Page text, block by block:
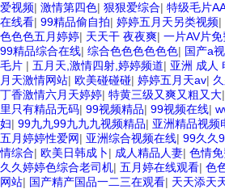
爱视频| 激情第四色| 狠狠爱综合| 特级毛片
在线看| 99精品偷自拍| 婷婷五月天另类视频|
色色色五月婷婷| 天天干 夜夜爽| 一片AV片
99精品综合在线| 综合色色色色色色| 国产a
毛片 | 五月天,激情四射,婷婷频道| 亚洲 成人
月天激情网站| 欧美碰碰碰| 婷婷五月天av|
丁香激情六月天婷婷| 特黄三级又爽又粗又大|
里只有精品无码| 99视频精品| 99视频在线|
妇| 99九九99九九九视频精品| 亚洲精品视频
五月婷婷性爱网| 亚洲综合视频在线| 99久久
情综合| 欧美日韩成卜| 成人精品人妻| 色情
久久婷婷色综合老司机| 五月婷在线观看| 色
网站| 国产精产国品一二三在观看| 天天添天